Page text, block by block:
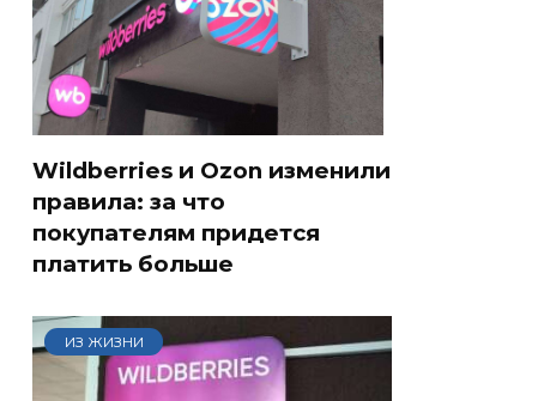
Wildberries и Ozon изменили
правила: за что
покупателям придется
платить больше
ИЗ ЖИЗНИ